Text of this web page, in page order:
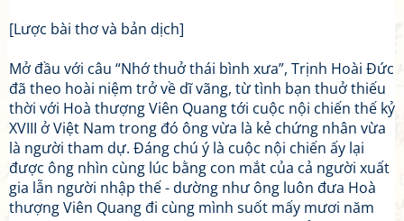
[Lược bài thơ và bản dịch]
Mở đầu với câu “Nhớ thuở thái bình xưa”, Trịnh Hoài Đức
đã theo hoài niệm trở về dĩ vãng, từ tình bạn thuở thiếu
thời với Hoà thượng Viên Quang tới cuộc nội chiến thế kỷ
XVIII ở Việt Nam trong đó ông vừa là kẻ chứng nhân vừa
là người tham dự. Đáng chú ý là cuộc nội chiến ấy lại
được ông nhìn cùng lúc bằng con mắt của cả người xuất
gia lẫn người nhập thế - dường như ông luôn đưa Hoà
thượng Viên Quang đi cùng mình suốt mấy mươi năm